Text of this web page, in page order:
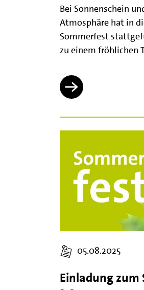
Bei Sonnenschein
Atmosphäre hat in
Sommerfest
zu einem fröhlichen
05.08.2025
Einladung zum